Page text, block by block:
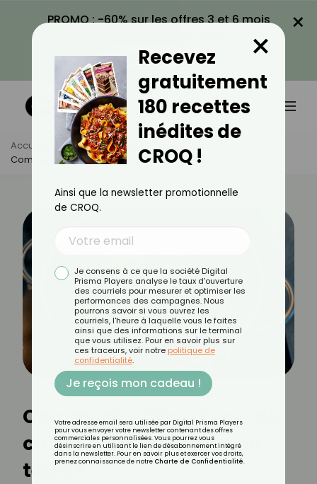
PROMO : -60% sur les offres 3 et 6 mois
VOIR LA PROMO
×
Accueil Actus
Astuces Culinaires
Comment Utiliser L’eau De Cuisson Des Pommes De Terre ?
Comment utiliser l’eau de
cuisson des pommes de
terre ?
Recevez
gratuitement
180 recettes
inédites de
CROQ !
×
Ainsi que la newsletter promotionnelle
de CROQ.
Je consens à ce que la société Digital
Prisma Players analyse le taux d'ouverture
des courriels pour mesurer et optimiser les
performances des campagnes. Nous
pourrons savoir si vous ouvrez les
courriels, l'heure à laquelle vous le faites
ainsi que des informations sur le terminal
que vous utilisez. Pour en savoir plus sur
ces traceurs, voir notre politique de
confidentialité.
Je reçois mon cadeau !
Votre adresse email sera utilisée par Digital Prisma Players
pour vous envoyer votre newsletter contenant des offres
commerciales personnalisées. Vous pourrez vous
désinscrire en utilisant le lien de désabonnement intégré
dans la newsletter. Pour en savoir plus et exercer vos droits,
prenez connaissance de notre Charte de Confidentialité.